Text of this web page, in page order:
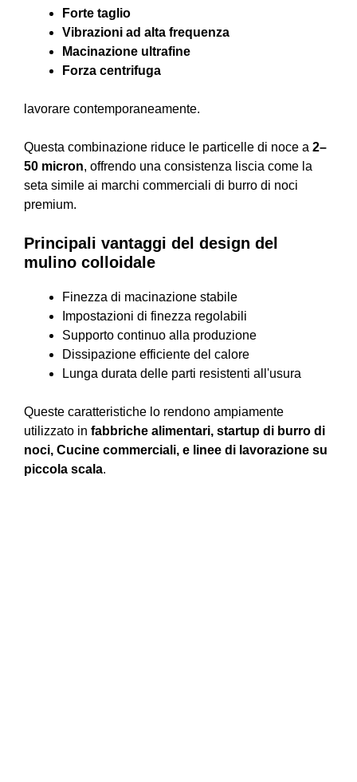
Forte taglio
Vibrazioni ad alta frequenza
Macinazione ultrafine
Forza centrifuga
lavorare contemporaneamente.
Questa combinazione riduce le particelle di noce a 2–
50 micron, offrendo una consistenza liscia come la
seta simile ai marchi commerciali di burro di noci
premium.
Principali vantaggi del design del
mulino colloidale
Finezza di macinazione stabile
Impostazioni di finezza regolabili
Supporto continuo alla produzione
Dissipazione efficiente del calore
Lunga durata delle parti resistenti all'usura
Queste caratteristiche lo rendono ampiamente
utilizzato in fabbriche alimentari, startup di burro di
noci, Cucine commerciali, e linee di lavorazione su
piccola scala.